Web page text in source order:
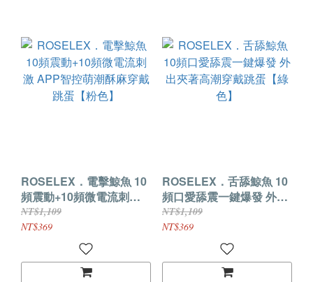
ROSELEX．電擊鯨魚 10
頻震動+10頻微電流刺激
APP智控萌潮酥麻穿戴跳
蛋【粉色】
NT$1,109
NT$369
ROSELEX．舌舔鯨魚 10
頻口愛舔震一鍵爆發 外出
夾著高潮穿戴跳蛋【綠
色】
NT$1,109
NT$369